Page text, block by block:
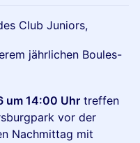
Club Juniors,
jährlichen Boules-
um 14:00 Uhr treffen
vor der
Nachmittag mit